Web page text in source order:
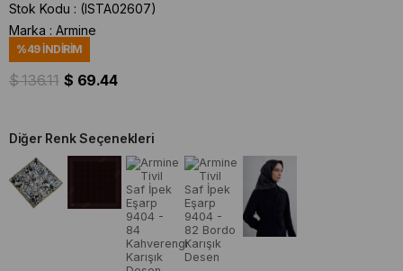
Stok Kodu
(ISTA02607)
Marka : Armine
%49İNDIRIM
$ 136.11 $ 69.44
Diğer Renk Seçenekleri